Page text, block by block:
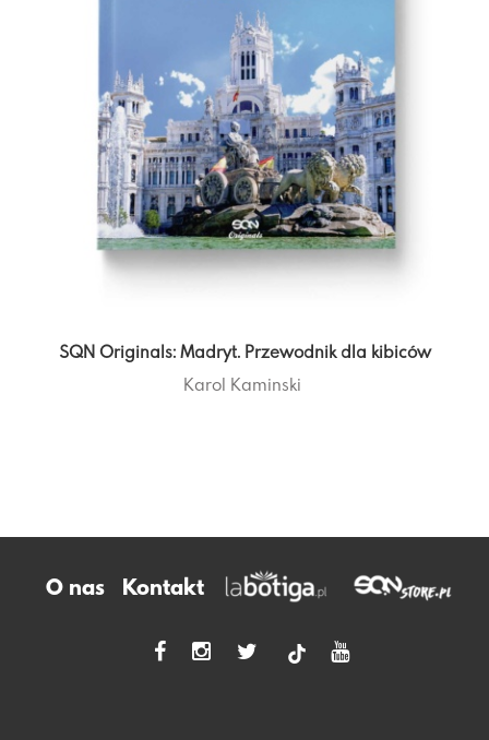
SQN Originals: Madryt. Przewodnik dla kibiców
Karol Kaminski
O nas Kontakt
tiktok